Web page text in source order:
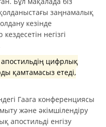
заңнамалық
кезінде
негізгі
цифрлық
қамтамасыз етеді,
Гаага конференциясы
және әкімшілендіру
апостильді енгізу